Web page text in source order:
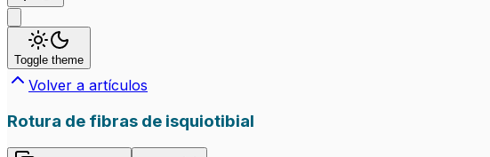
Toggle theme
Volver a artículos
Rotura de fibras de isquiotibial